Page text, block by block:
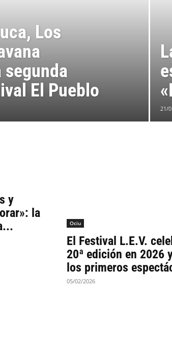
Los
El Pueblo
21/
y
la
Ociu
El Festival L.E.V.
20ª edición en 2026
los primeros
05/02/2026